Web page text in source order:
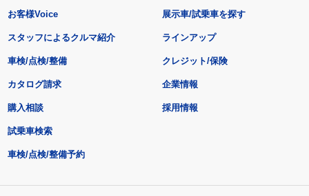
お客様Voice
スタッフによるクルマ紹介
展示車/試乗車を探す
ラインアップ
車検/点検/整備 クレジット/保険
カタログ請求
購入相談
試乗車検索
車検/点検/整備予約
企業情報
採用情報